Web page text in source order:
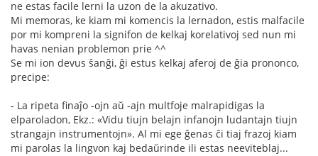
ne estas facile lerni la uzon de la akuzativo.
Mi memoras, ke kiam mi komencis la lernadon, estis malfacile
por mi kompreni la signifon de kelkaj korelativoj sed nun mi
havas nenian problemon prie ^^
Se mi ion devus ŝanĝi, ĝi estus kelkaj aferoj de ĝia prononco,
precipe:
- La ripeta finaĵo -ojn aŭ -ajn multfoje malrapidigas la
elparoladon, Ekz.: «Vidu tiujn belajn infanojn ludantajn tiujn
strangajn instrumentojn». Al mi ege ĝenas ĉi tiaj frazoj kiam
mi parolas la lingvon kaj bedaŭrinde ili estas neeviteblaj...